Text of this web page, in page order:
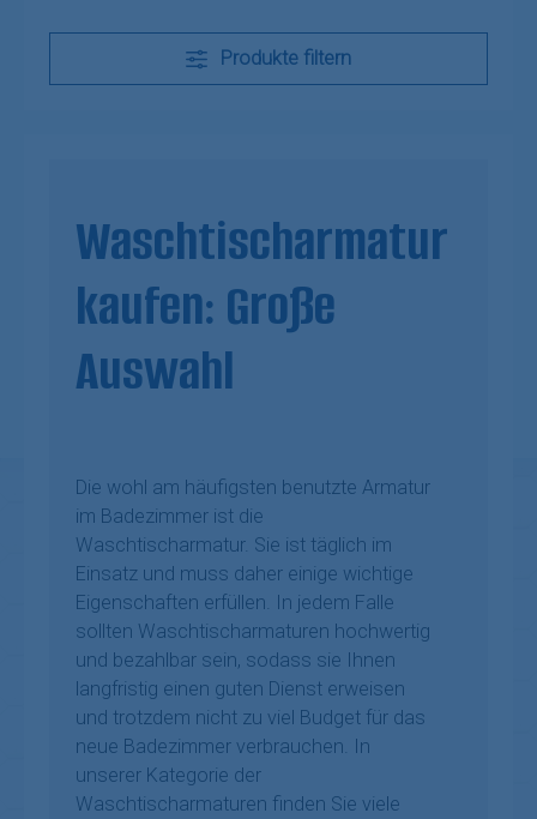
Produkte filtern
Waschtischarmatur
kaufen: Große
Auswahl
Die wohl am häufigsten benutzte Armatur
im Badezimmer ist die
Waschtischarmatur. Sie ist täglich im
Einsatz und muss daher einige wichtige
Eigenschaften erfüllen. In jedem Falle
sollten Waschtischarmaturen hochwertig
und bezahlbar sein, sodass sie Ihnen
langfristig einen guten Dienst erweisen
und trotzdem nicht zu viel Budget für das
neue Badezimmer verbrauchen. In
unserer Kategorie der
Waschtischarmaturen finden Sie viele